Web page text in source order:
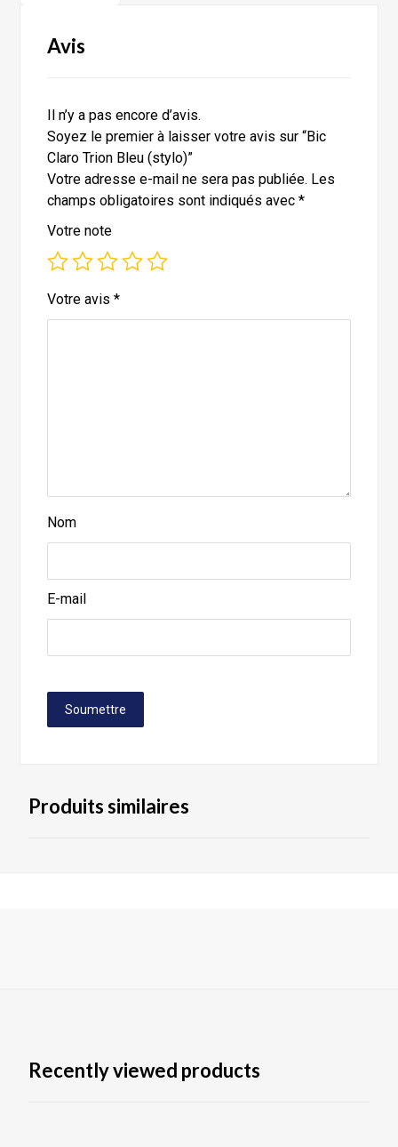
Avis
Il n’y a pas encore d’avis.
Soyez le premier à laisser votre avis sur “Bic
Claro Trion Bleu (stylo)”
Votre adresse e-mail ne sera pas publiée. Les
champs obligatoires sont indiqués avec*
Votre note
Votre avis*
Nom
E-mail
Produits similaires
Recently viewed products